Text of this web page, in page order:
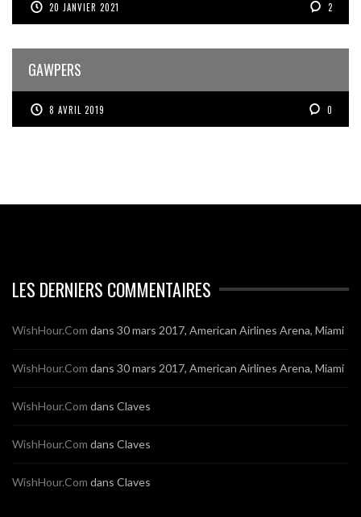
20 JANVIER 2021 2
GAWPERS
8 AVRIL 2019 0
LES DERNIERS COMMENTAIRES
WishHour.Com dans 30 mars 2017, American Airlines Arena, Miami
WishHour.Com dans 30 mars 2017, American Airlines Arena, Miami
WishHour.Com dans Claves
WishHour.Com dans Claves
WishHour.Com dans Claves